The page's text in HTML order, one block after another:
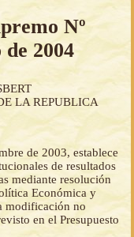
Nº
2004
LA REPUBLICA
de 2003, establece
de resultados
mediante resolución
Económica y
modificación no
en el Presupuesto